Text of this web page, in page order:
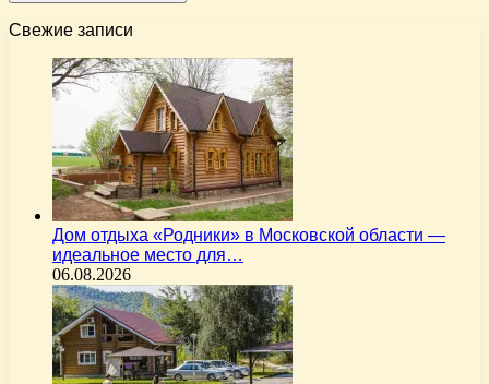
Свежие записи
Дом отдыха «Родники» в Московской области —
идеальное место для…
06.08.2026